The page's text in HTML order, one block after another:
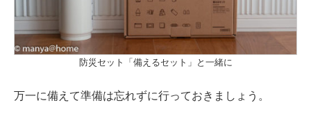
防災セット「備えるセット」と一緒に
万一に備えて準備は忘れずに行っておきましょう。